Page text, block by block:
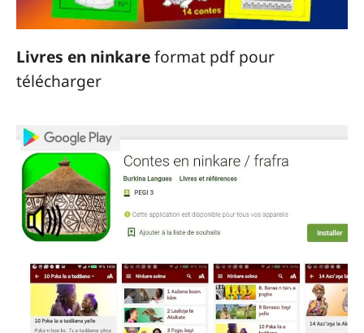
Livres en ninkareformat pdf pour
télécharger